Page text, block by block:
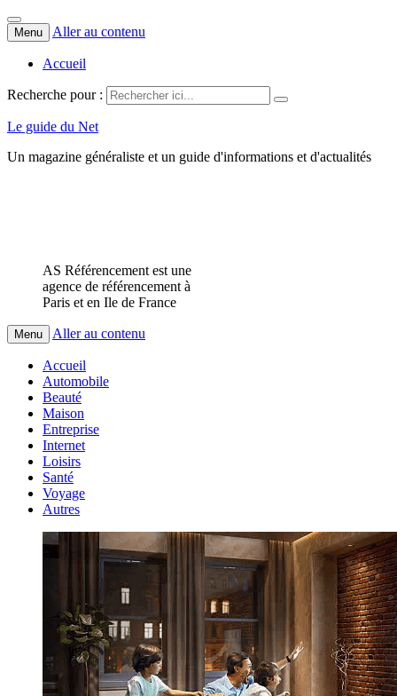
Menu Aller au contenu
Accueil
Recherche pour :
Le guide du Net
Un magazine généraliste et un guide d'informations et d'actualités
AS Référencement est une
agence de référencement à
Paris et en Ile de France
Menu Aller au contenu
Accueil
Automobile
Beauté
Maison
Entreprise
Internet
Loisirs
Santé
Voyage
Autres